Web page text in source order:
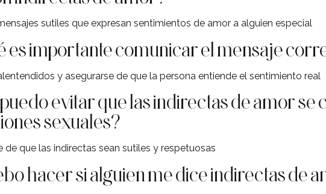
sutiles que expresan sentimientos de amor a alguien especial
es importante comunicar el mensaje
y asegurarse de que la persona entiende el sentimiento real
evitar que las indirectas de amor se
sexuales?
de que las indirectas sean sutiles y respetuosas
hacer si alguien me dice indirectas de